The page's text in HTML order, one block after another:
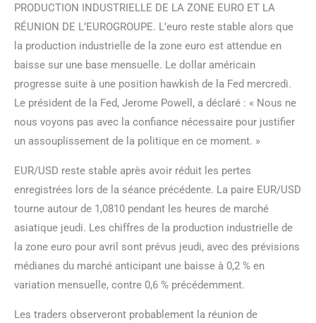
PRODUCTION INDUSTRIELLE DE LA ZONE EURO ET LA
RÉUNION DE L’EUROGROUPE. L’euro reste stable alors que
la production industrielle de la zone euro est attendue en
baisse sur une base mensuelle. Le dollar américain
progresse suite à une position hawkish de la Fed mercredi.
Le président de la Fed, Jerome Powell, a déclaré : « Nous ne
nous voyons pas avec la confiance nécessaire pour justifier
un assouplissement de la politique en ce moment. »
EUR/USD reste stable après avoir réduit les pertes
enregistrées lors de la séance précédente. La paire EUR/USD
tourne autour de 1,0810 pendant les heures de marché
asiatique jeudi. Les chiffres de la production industrielle de
la zone euro pour avril sont prévus jeudi, avec des prévisions
médianes du marché anticipant une baisse à 0,2 % en
variation mensuelle, contre 0,6 % précédemment.
Les traders observeront probablement la réunion de